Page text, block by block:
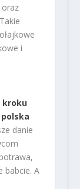
i
kroku
danie
babcie. A